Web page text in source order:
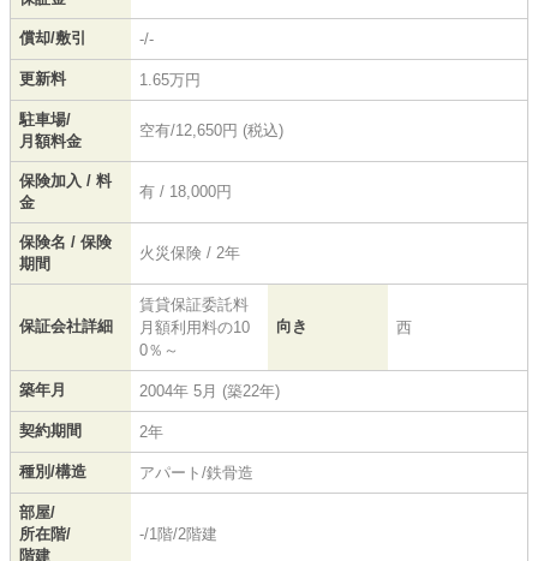
償却/敷引 -/-
更新料 1.65万円
駐車場/
月額料金
空有/12,650円 (税込)
保険加入 / 料
金
有 / 18,000円
保険名 / 保険
期間
火災保険 / 2年
保証会社詳細
賃貸保証委託料
月額利用料の10
0％～
向き 西
築年月 2004年 5月 (築22年)
契約期間 2年
種別/構造 アパート/鉄骨造
部屋/
所在階/
階建
-/1階/2階建